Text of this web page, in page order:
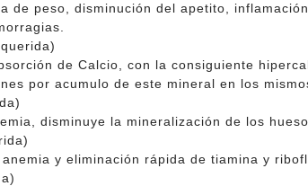
de peso, disminución del apetito,
de Calcio, con la consiguiente
por acumulo de este mineral en los
disminuye la mineralización de los
y eliminación rápida de tiamina y